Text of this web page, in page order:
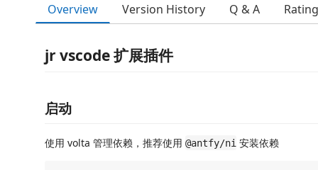
Overview Version History Q & A
jr vscode 扩展插件
启动
使用 volta 管理依赖，推荐使用 @antfy/ni 安装依赖